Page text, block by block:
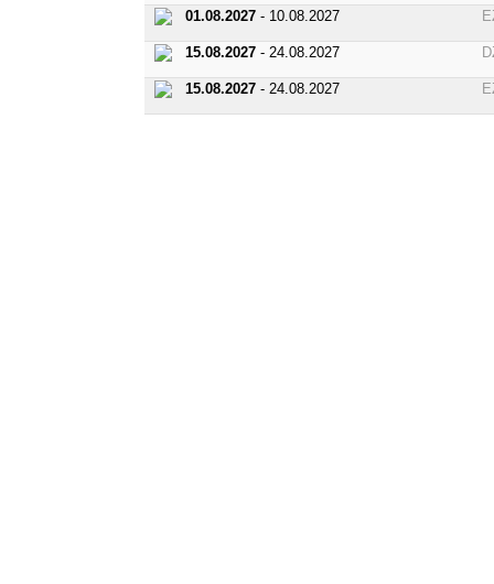
01.08.2027- 10.08.2027
15.08.2027- 24.08.2027
15.08.2027- 24.08.2027